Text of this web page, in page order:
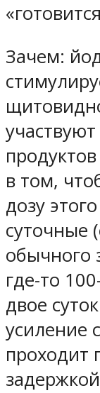
Зачем:
в том,
дозу
суточные
обычного
где-то
двое
усиление
проходит